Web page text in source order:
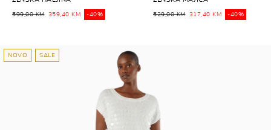
599,00 KM 359,40 KM -40% 529,00 KM 317,40 KM -40%
NOVO SALE